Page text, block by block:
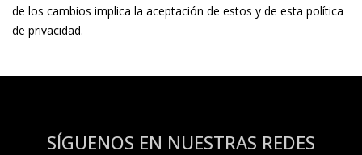
de los cambios implica la aceptación de estos y de esta política
de privacidad.
SÍGUENOS EN NUESTRAS REDES